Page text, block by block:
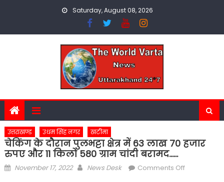
Saturday, August 08, 2026
उत्तराखण्ड उधम सिंह नगर खटीमा
चेकिंग के दौरान पुलभट्टा क्षेत्र में 63 लाख 70 हजार
रुपए और 11 किलो 580 ग्राम चांदी बरामद……
Posted
November 17, 2022 Author
News Desk Comments Offon